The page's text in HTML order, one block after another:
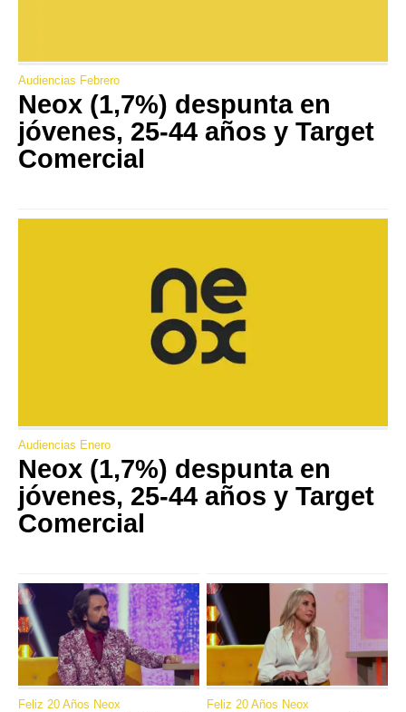
Audiencias Febrero
Neox (1,7%) despunta en
jóvenes, 25-44 años y Target
Comercial
Audiencias Enero
Neox (1,7%) despunta en
jóvenes, 25-44 años y Target
Comercial
Feliz 20 Años Neox Feliz 20 Años Neox